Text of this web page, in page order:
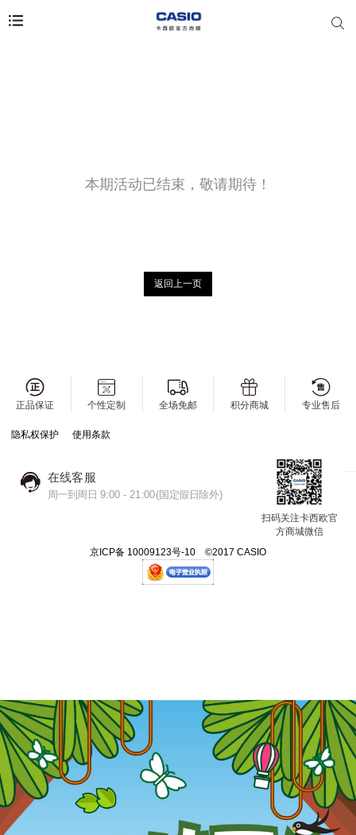
本期活动已结束，敬请期待！
返回上一页
正品保证 个性定制 全场免邮 积分商城 专业售后
隐私权保护 使用条款
在线客服
周一到周日 9:00 - 21:00(国定假日除外)
扫码关注卡西欧官
方商城微信
京ICP备 10009123号-10 ©2017 CASIO